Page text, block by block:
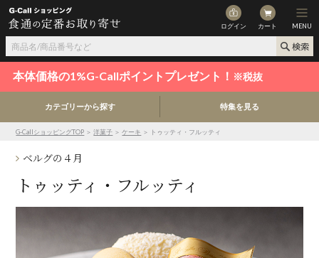
ログイン カート MENU
本体価格の1%G-Callポイントプレゼント！ ※税抜
カテゴリーから探す 特集を見る
G-CallショッピングTOP ＞洋菓子 ＞ケーキ ＞ トゥッティ・フルッティ
ベルグの４月
トゥッティ・フルッティ